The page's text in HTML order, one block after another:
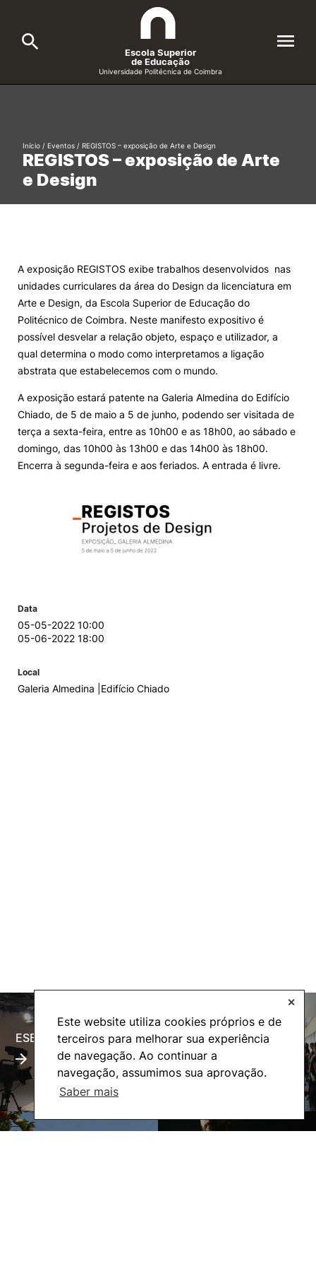
Este website utiliza cookies próprios e de
terceiros para melhorar sua experiência
de navegação. Ao continuar a
navegação, assumimos sua aprovação.
Saber mais
✕
Cursos
Candidatos
Investigação e Projetos
Alunos
Knowledge Factory
Elogio / Sugestão / Reclamação
Escola Superior
de Educação
Universidade Politécnica de Coimbra
Formative Offer General
REGISTOS – exposição de Arte
e Design
Início / Eventos / REGISTOS – exposição de Arte e Design
A exposição REGISTOS exibe trabalhos desenvolvidos nas
unidades curriculares da área do Design da licenciatura em
Arte e Design, da Escola Superior de Educação do
Politécnico de Coimbra. Neste manifesto expositivo é
possível desvelar a relação objeto, espaço e utilizador, a
qual determina o modo como interpretamos a ligação
abstrata que estabelecemos com o mundo.
A exposição estará patente na Galeria Almedina do Edifício
Chiado, de 5 de maio a 5 de junho, podendo ser visitada de
terça a sexta-feira, entre as 10h00 e as 18h00, ao sábado e
domingo, das 10h00 às 13h00 e das 14h00 às 18h00.
Encerra à segunda-feira e aos feriados. A entrada é livre.
Data
05-05-2022 10:00
05-06-2022 18:00
Local
Galeria Almedina |Edifício Chiado
ESECTV Alumni